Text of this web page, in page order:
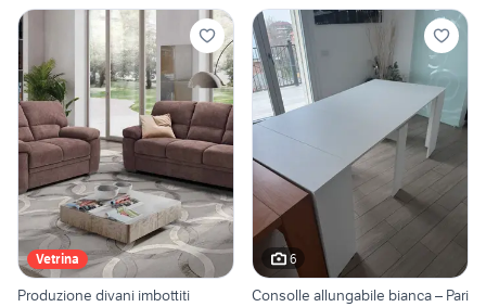
Vetrina
Produzione divani imbottiti
6
Consolle allungabile bianca – Pari